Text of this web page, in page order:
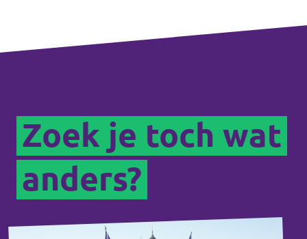
Zoek je toch wat
anders?